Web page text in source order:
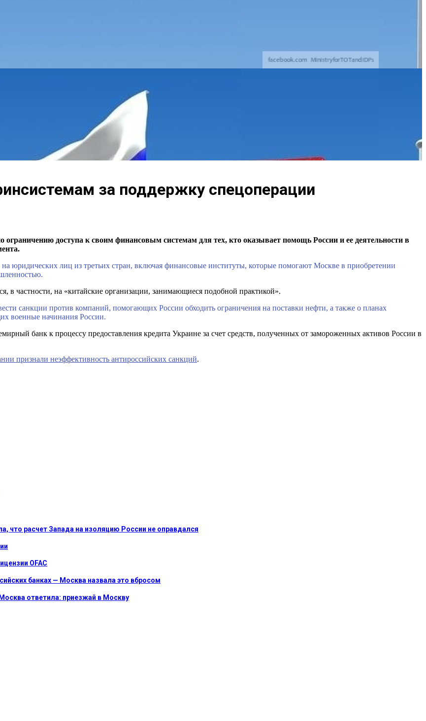
за поддержку спецоперации
доступа к своим финансовым системам для тех, кто оказывает помощь России и ее деятельности в
на юридических лиц из третьих стран, включая финансовые институты, которые помогают Москве в приобретении
в частности, на «китайские организации, занимающиеся подобной практикой».
санкции против компаний, помогающих России обходить ограничения на поставки нефти, а также о планах
военные начинания России.
банк к процессу предоставления кредита Украине за счет средств, полученных от замороженных активов России в
признали неэффективность антироссийских санкций.
что расчет Запада на изоляцию России не оправдался
OFAC
банках — Москва назвала это вбросом
ответила: приезжай в Москву